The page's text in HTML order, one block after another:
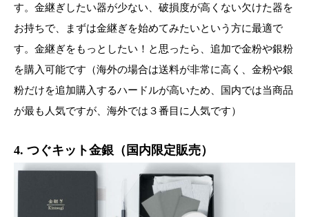
す。金継ぎしたい器が少ない、破損度が高くない欠けた器を
お持ちで、まずは金継ぎを始めてみたいという方に最適で
す。金継ぎをもっとしたい！と思ったら、追加で金粉や銀粉
を購入可能です（海外の場合は送料が非常に高く、金粉や銀
粉だけを追加購入するハードルが高いため、国内では当商品
が最も人気ですが、海外では３番目に人気です）
4. つぐキット金銀（国内限定販売）